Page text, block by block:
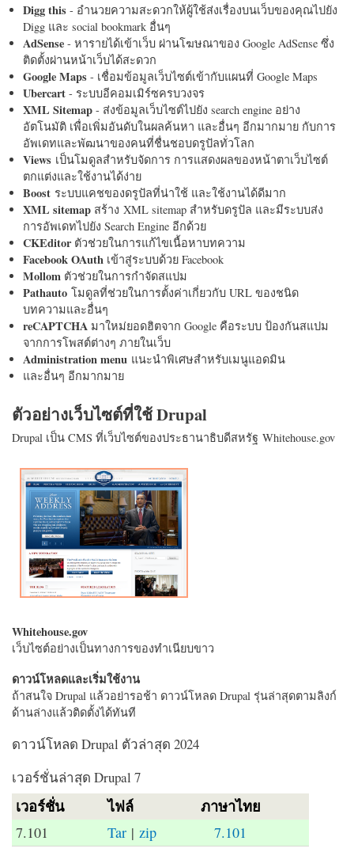
Digg this - อำนวยความสะดวกให้ผู้ใช้ส่งเรื่องบนเว็บของคุณไปยัง
Digg และ social bookmark อื่นๆ
AdSense - หารายได้เข้าเว็บ ผ่านโฆษณาของ Google AdSense ซึ่ง
ติดตั้งผ่านหน้าเว็บได้สะดวก
Google Maps - เชื่อมข้อมูลเว็บไซต์เข้ากับแผนที่ Google Maps
Ubercart - ระบบอีคอมเมิร์ซครบวงจร
XML Sitemap - ส่งข้อมูลเว็บไซต์ไปยัง search engine อย่าง
อัตโนมัติ เพื่อเพิ่มอันดับในผลค้นหา และอื่นๆ อีกมากมาย กับการ
อัพเดทและพัฒนาของคนที่ชื่นชอบดรูปัลทั่วโลก
Views เป็นโมดูลสำหรับจัดการ การแสดงผลของหน้าตาเว็บไซต์
ตกแต่งและใช้งานได้ง่าย
Boost ระบบแคชของดรูปัลที่น่าใช้ และใช้งานได้ดีมาก
XML sitemap สร้าง XML sitemap สำหรับดรูปัล และมีระบบส่ง
การอัพเดทไปยัง Search Engine อีกด้วย
CKEditorตัวช่วยในการแก้ไขเนื้อหาบทความ
Facebook OAuth เข้าสู่ระบบด้วย Facebook
Mollom ตัวช่วยในการกำจัดสแปม
Pathauto โมดูลที่ช่วยในการตั้งค่าเกี่ยวกับ URL ของชนิด
บทความและอื่นๆ
reCAPTCHA มาใหม่ยอดฮิตจาก Google คือระบบ ป้องกันสแปม
จากการโพสต์ต่างๆ ภายในเว็บ
Administration menu แนะนำพิเศษสำหรับเมนูแอดมิน
และอื่นๆ อีกมากมาย
ตัวอย่างเว็บไซต์ที่ใช้ Drupal
Drupal เป็น CMS ที่เว็บไซต์ของประธานาธิบดีสหรัฐ Whitehouse.gov
Whitehouse.gov
เว็บไซต์อย่างเป็นทางการของทำเนียบขาว
ดาวน์โหลดและเริ่มใช้งาน
ถ้าสนใจ Drupal แล้วอย่ารอช้า ดาวน์โหลด Drupal รุ่นล่าสุดตามลิงก์
ด้านล่างแล้วติดตั้งได้ทันที
ดาวน์โหลด Drupal ตัวล่าสุด 2024
เวอร์ชั่นล่าสุด Drupal 7
เวอร์ชั่น ไฟล์ ภาษาไทย
7.101 Tar |zip 7.101